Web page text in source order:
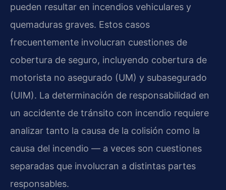
pueden resultar en incendios vehiculares y
quemaduras graves. Estos casos
frecuentemente involucran cuestiones de
cobertura de seguro, incluyendo cobertura de
motorista no asegurado (UM) y subasegurado
(UIM). La determinación de responsabilidad en
un accidente de tránsito con incendio requiere
analizar tanto la causa de la colisión como la
causa del incendio — a veces son cuestiones
separadas que involucran a distintas partes
responsables.